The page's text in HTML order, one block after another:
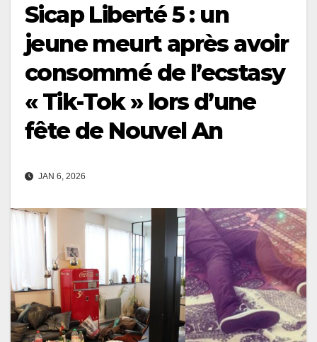
Sicap Liberté 5 : un
jeune meurt après avoir
consommé de l’ecstasy
« Tik-Tok » lors d’une
fête de Nouvel An
JAN 6, 2026